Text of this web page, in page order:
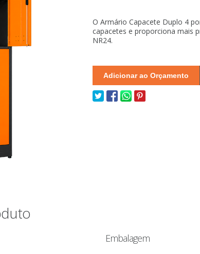
O Armário Capacete Duplo 4
capacetes e proporciona mais
NR24.
Adicionar ao Orçamento
Embalagem